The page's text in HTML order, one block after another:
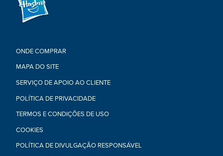
ONDE COMPRAR
MAPA DO SITE
SERVIÇO DE APOIO AO CLIENTE
POLÍTICA DE PRIVACIDADE
TERMOS E CONDIÇÕES DE USO
COOKIES
POLÍTICA DE DIVULGAÇÃO RESPONSÁVEL